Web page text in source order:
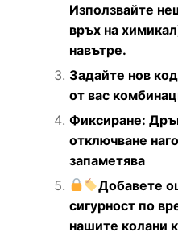
Използвайте
връх на
навътре.
Задайте нов
от вас
Фиксиране:
отключване
запаметява
Добавете
сигурност по
нашите колани